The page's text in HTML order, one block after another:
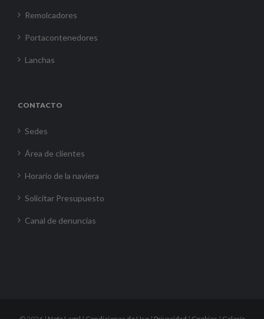
Remolcadores
Portacontenedores
Lanchas
CONTACTO
Sedes
Área de clientes
Horario de la naviera
Solicitar Presupuesto
Canal de denuncias